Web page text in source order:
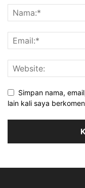
Simpan nama,
lain kali saya